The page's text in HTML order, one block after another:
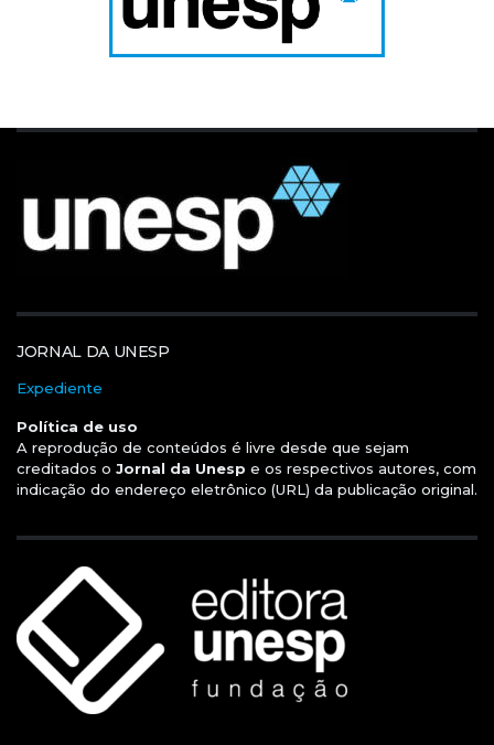
JORNAL DA UNESP
Expediente
Política de uso
A reprodução de conteúdos é livre desde que sejam
creditados o Jornal da Unesp e os respectivos autores, com
indicação do endereço eletrônico (URL) da publicação original.